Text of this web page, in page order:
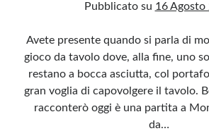
Pubblicato su 16 Agosto
Avete presente quando si parla di
gioco da tavolo dove, alla fine, uno
restano a bocca asciutta, col
gran voglia di capovolgere il tavolo.
racconterò oggi è una partita a
da…